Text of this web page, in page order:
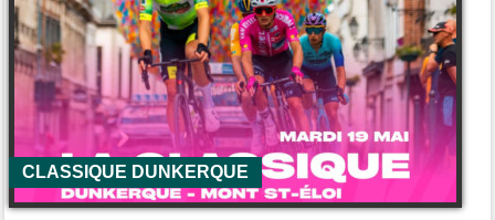
CLASSIQUE DUNKERQUE